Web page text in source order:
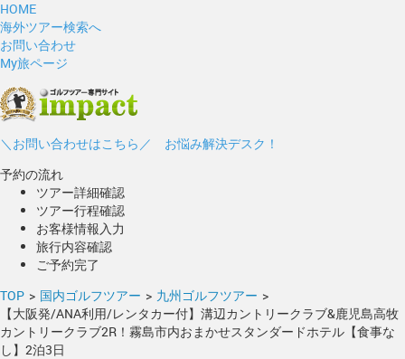
HOME
海外ツアー検索へ
お問い合わせ
My旅ページ
＼お問い合わせはこちら／ お悩み解決デスク！
予約の流れ
ツアー詳細確認
ツアー行程確認
お客様情報入力
旅行内容確認
ご予約完了
TOP > 国内ゴルフツアー > 九州ゴルフツアー >
【大阪発/ANA利用/レンタカー付】溝辺カントリークラブ&鹿児島高牧
カントリークラブ2R！霧島市内おまかせスタンダードホテル【食事な
し】2泊3日